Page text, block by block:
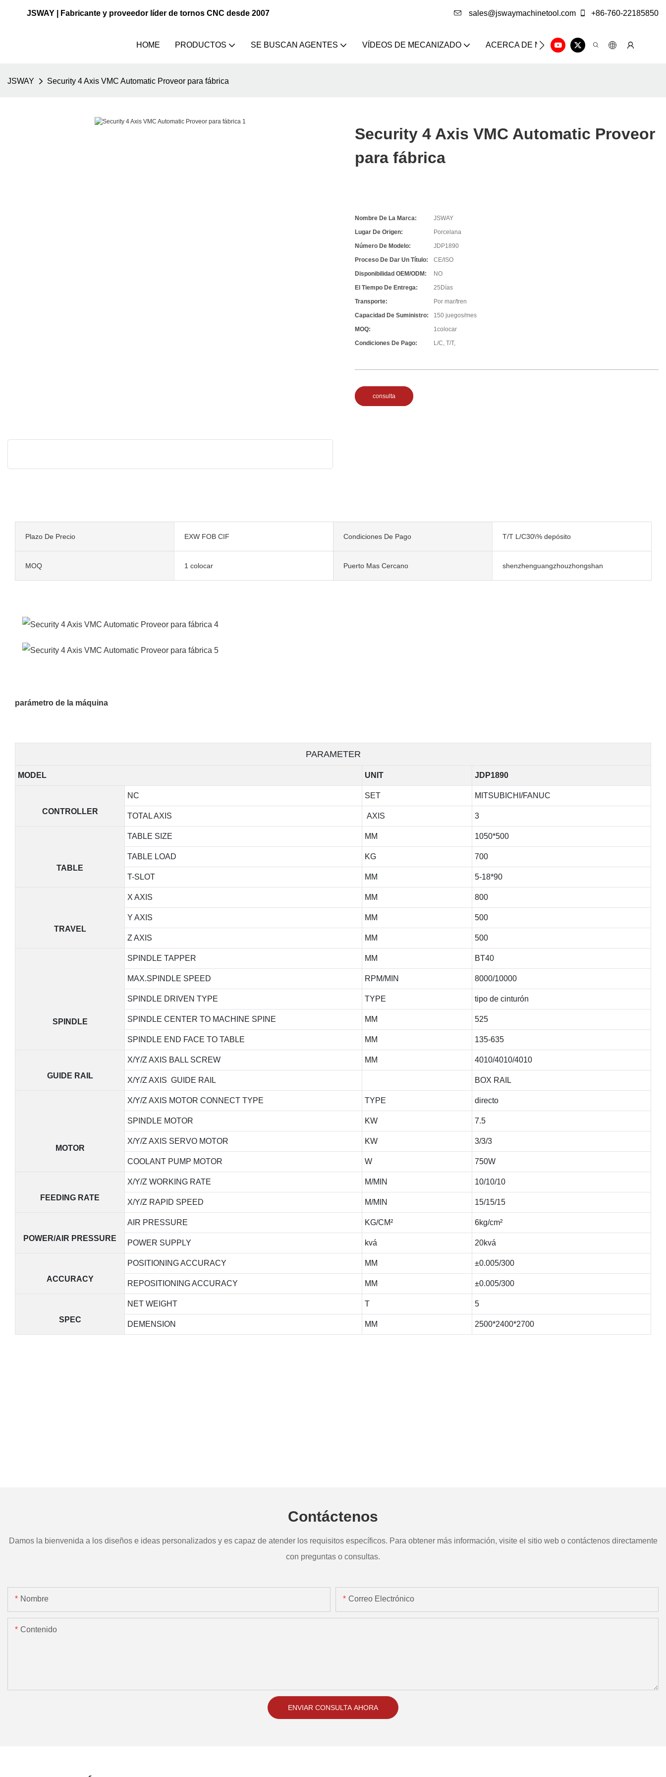
JSWAY | Fabricante y proveedor líder de tornos CNC desde 2007 sales@jswaymachinetool.com +86-760-22185850
HOME PRODUCTOS SE BUSCAN AGENTES VÍDEOS DE MECANIZADO ACERCA DE NOSOTROS SOLUCIÓN
JSWAY Security 4 Axis VMC Automatic Proveor para fábrica
Security 4 Axis VMC Automatic Proveor
para fábrica
Nombre De La Marca:
JSWAY
Lugar De Origen:
Porcelana
Número De Modelo:
JDP1890
Proceso De Dar Un Título:
CE/ISO
Disponibilidad OEM/ODM:
NO
El Tiempo De Entrega:
25Días
Transporte:
Por mar/tren
Capacidad De Suministro:
150 juegos/mes
MOQ:
1colocar
Condiciones De Pago:
L/C, T/T,
consulta
Plazo De Precio EXW FOB CIF Condiciones De Pago T/T L/C30\% depósito
MOQ 1 colocar Puerto Mas Cercano shenzhenguangzhouzhongshan
parámetro de la máquina
PARAMETER
MODEL UNIT JDP1890
CONTROLLER
NC SET MITSUBICHI/FANUC
TOTAL AXIS AXIS 3
TABLE
TABLE SIZE MM 1050*500
TABLE LOAD KG 700
T-SLOT MM 5-18*90
TRAVEL
X AXIS MM 800
Y AXIS MM 500
Z AXIS MM 500
SPINDLE
SPINDLE TAPPER MM BT40
MAX.SPINDLE SPEED RPM/MIN 8000/10000
SPINDLE DRIVEN TYPE TYPE tipo de cinturón
SPINDLE CENTER TO MACHINE SPINE MM 525
SPINDLE END FACE TO TABLE MM 135-635
GUIDE RAIL
X/Y/Z AXIS BALL SCREW MM 4010/4010/4010
X/Y/Z AXIS GUIDE RAIL BOX RAIL
MOTOR
X/Y/Z AXIS MOTOR CONNECT TYPE TYPE directo
SPINDLE MOTOR KW 7.5
X/Y/Z AXIS SERVO MOTOR KW 3/3/3
COOLANT PUMP MOTOR W 750W
FEEDING RATE
X/Y/Z WORKING RATE M/MIN 10/10/10
X/Y/Z RAPID SPEED M/MIN 15/15/15
POWER/AIR PRESSURE
AIR PRESSURE KG/CM² 6kg/cm²
POWER SUPPLY kvá 20kvá
ACCURACY
POSITIONING ACCURACY MM ±0.005/300
REPOSITIONING ACCURACY MM ±0.005/300
SPEC
NET WEIGHT T 5
DEMENSION MM 2500*2400*2700
Contáctenos
Damos la bienvenida a los diseños e ideas personalizados y es capaz de atender los requisitos específicos. Para obtener más información, visite el sitio web o contáctenos directamente
con preguntas o consultas.
Nombre Correo Electrónico
Contenido
ENVIAR CONSULTA AHORA